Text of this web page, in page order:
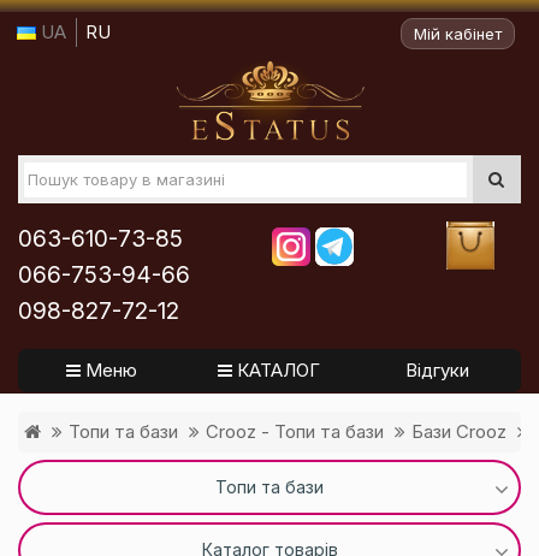
UA RU Мій кабінет
063-610-73-85
066-753-94-66
098-827-72-12
Меню КАТАЛОГ Відгуки
Топи та бази Crooz - Топи та бази Бази Crooz
Топи та бази
Каталог товарів